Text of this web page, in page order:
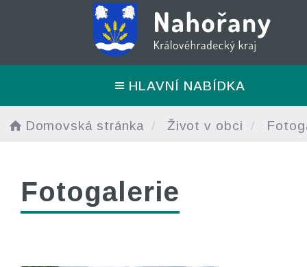
HLAVNÍ NABÍDKA
Domovská stránka Život v obci
Fotogalerie